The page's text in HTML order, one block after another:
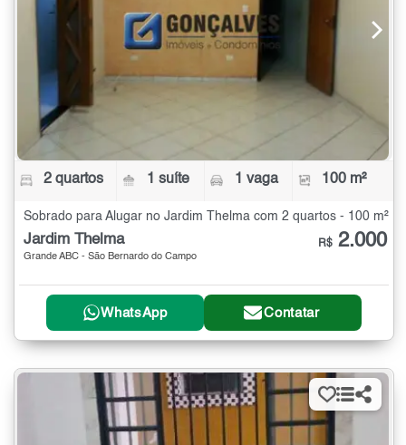
2 quartos 1 suíte 1 vaga 100 m²
Sobrado para Alugar no Jardim Thelma com 2 quartos - 100 m²
Jardim Thelma
Grande ABC - São Bernardo do Campo
R$ 2.000
WhatsApp Contatar